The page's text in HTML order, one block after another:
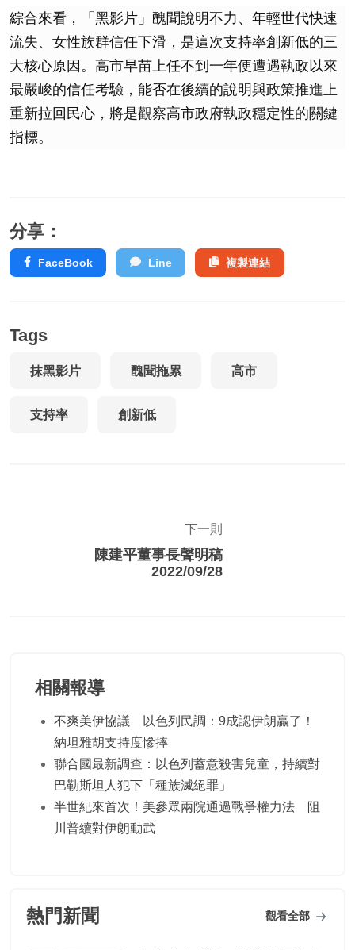
綜合來看，「黑影片」醜聞說明不力、年輕世代快速
流失、女性族群信任下滑，是這次支持率創新低的三
大核心原因。高市早苗上任不到一年便遭遇執政以來
最嚴峻的信任考驗，能否在後續的說明與政策推進上
重新拉回民心，將是觀察高市政府執政穩定性的關鍵
指標。
分享：
FaceBook Line 複製連結
Tags
抹黑影片 醜聞拖累 高市
支持率 創新低
下一則
陳建平董事長聲明稿
2022/09/28
相關報導
不爽美伊協議 以色列民調：9成認伊朗贏了！
納坦雅胡支持度慘摔
聯合國最新調查：以色列蓄意殺害兒童，持續對
巴勒斯坦人犯下「種族滅絕罪」
半世紀來首次！美參眾兩院通過戰爭權力法 阻
川普續對伊朗動武
熱門新聞 觀看全部